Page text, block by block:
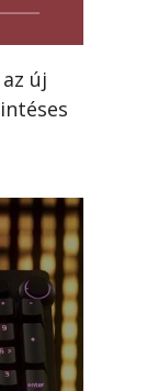
új